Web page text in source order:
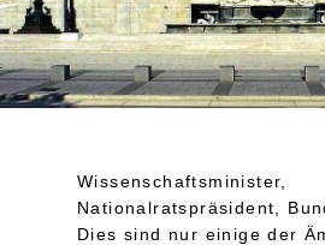
Wissenschaftsminister,
Nationalratspräsident,
Dies sind nur einige der